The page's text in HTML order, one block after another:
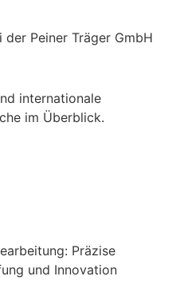
internationale
im Überblick.